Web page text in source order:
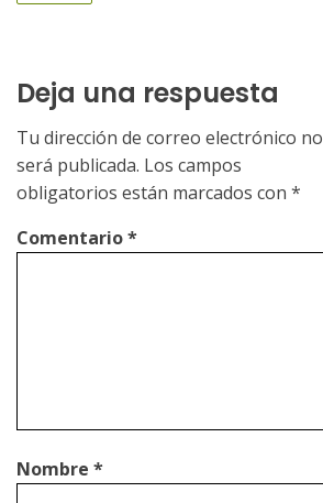
Deja una respuesta
Tu dirección de correo electrónico no
será publicada. Los campos
obligatorios están marcados con *
Comentario*
Nombre *